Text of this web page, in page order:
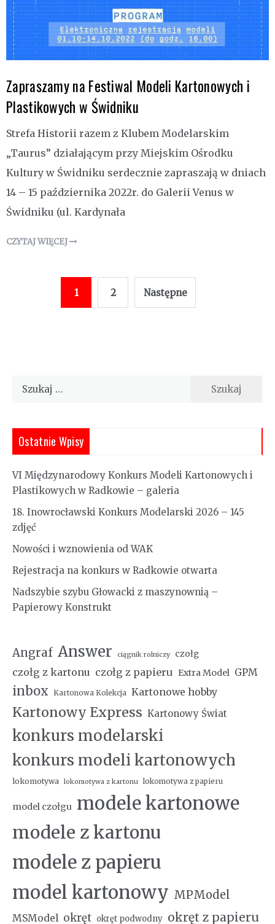
Zapraszamy na Festiwal Modeli Kartonowych i
Plastikowych w Świdniku
Strefa Historii razem z Klubem Modelarskim
„Taurus” działającym przy Miejskim Ośrodku
Kultury w Świdniku serdecznie zapraszają w dniach
14 – 15 października 2022r. do Galerii Venus w
Świdniku (ul. Kardynała
CZYTAJ WIĘCEJ
1 2 Następne
Szukaj:
Ostatnie Wpisy
VI Międzynarodowy Konkurs Modeli Kartonowych i
Plastikowych w Radkowie – galeria
18. Inowrocławski Konkurs Modelarski 2026 – 145
zdjęć
Nowości i wznowienia od WAK
Rejestracja na konkurs w Radkowie otwarta
Nadszybie szybu Głowacki z maszynownią –
Papierowy Konstrukt
Angraf Answer ciągnik rolniczy czołg
czołg z kartonu czołg z papieru Extra Model GPM
inbox Kartonowa Kolekcja Kartonowe hobby
Kartonowy Express Kartonowy Świat
konkurs modelarski
konkurs modeli kartonowych
lokomotywa lokomotywa z kartonu lokomotywa z papieru
model czołgu modele kartonowe
modele z kartonu
modele z papieru
model kartonowy MPModel
MSModel okręt okręt podwodny okręt z papieru